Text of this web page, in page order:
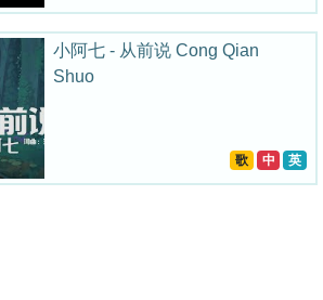
小阿七 - 从前说 Cong Qian
Shuo
歌 中 英